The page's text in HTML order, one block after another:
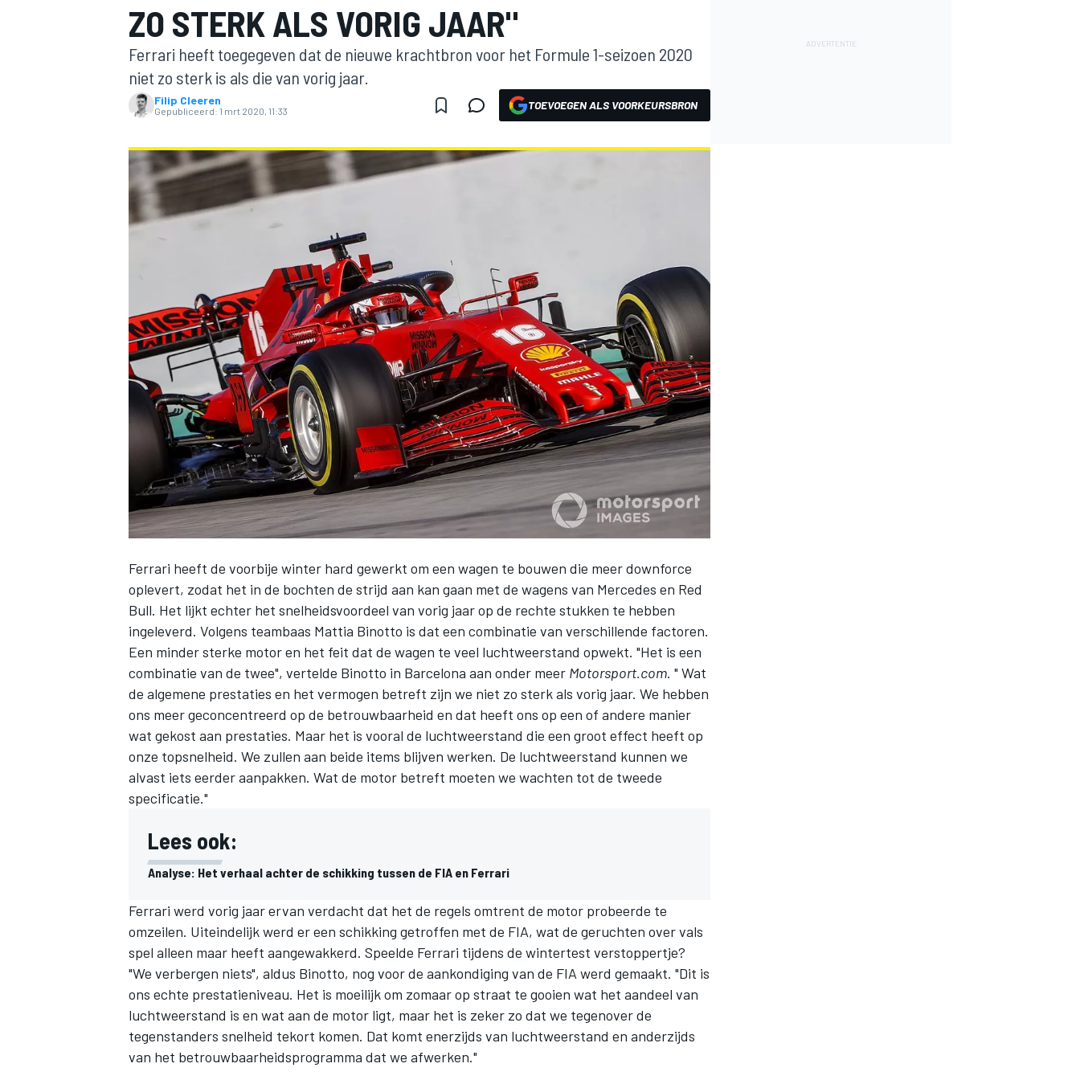
MOTOGP
INDYCAR
ZO STERK ALS VORIG JAAR"
Ferrari heeft toegegeven dat de nieuwe krachtbron voor het Formule 1-seizoen 2020
niet zo sterk is als die van vorig jaar.
Filip Cleeren
Gepubliceerd: 1 mrt 2020, 11:33 TOEVOEGEN ALS VOORKEURSBRON
Ferrari heeft de voorbije winter hard gewerkt om een wagen te bouwen die meer downforce
oplevert, zodat het in de bochten de strijd aan kan gaan met de wagens van Mercedes en Red
Bull. Het lijkt echter het snelheidsvoordeel van vorig jaar op de rechte stukken te hebben
ingeleverd. Volgens teambaas Mattia Binotto is dat een combinatie van verschillende factoren.
Een minder sterke motor en het feit dat de wagen te veel luchtweerstand opwekt. "Het is een
combinatie van de twee", vertelde Binotto in Barcelona aan onder meer Motorsport.com. " Wat
de algemene prestaties en het vermogen betreft zijn we niet zo sterk als vorig jaar. We hebben
ons meer geconcentreerd op de betrouwbaarheid en dat heeft ons op een of andere manier
wat gekost aan prestaties. Maar het is vooral de luchtweerstand die een groot effect heeft op
onze topsnelheid. We zullen aan beide items blijven werken. De luchtweerstand kunnen we
alvast iets eerder aanpakken. Wat de motor betreft moeten we wachten tot de tweede
specificatie."
Lees ook:
Analyse: Het verhaal achter de schikking tussen de FIA en Ferrari
Ferrari werd vorig jaar ervan verdacht dat het de regels omtrent de motor probeerde te
omzeilen. Uiteindelijk werd er een schikking getroffen met de FIA, wat de geruchten over vals
spel alleen maar heeft aangewakkerd. Speelde Ferrari tijdens de wintertest verstoppertje?
"We verbergen niets", aldus Binotto, nog voor de aankondiging van de FIA werd gemaakt. "Dit is
ons echte prestatieniveau. Het is moeilijk om zomaar op straat te gooien wat het aandeel van
luchtweerstand is en wat aan de motor ligt, maar het is zeker zo dat we tegenover de
tegenstanders snelheid tekort komen. Dat komt enerzijds van luchtweerstand en anderzijds
van het betrouwbaarheidsprogramma dat we afwerken."